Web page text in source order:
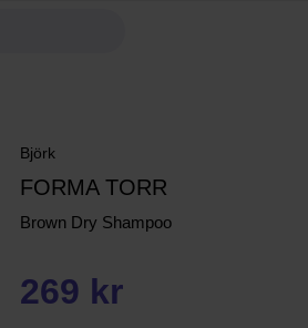
Björk
FORMA TORR
Brown Dry Shampoo
269 kr